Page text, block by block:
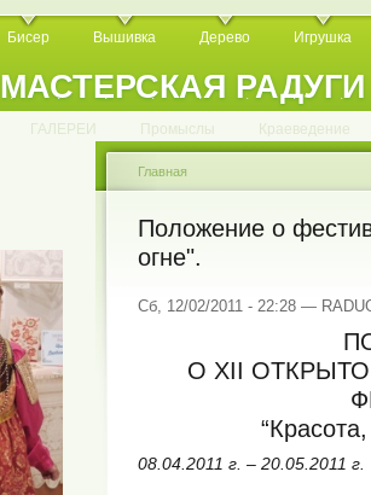
МАСТЕРСКАЯ РАДУГИ
Бисер Вышивка Дерево Игрушка
. . . . . . . .
ГАЛЕРЕИ Промыслы Краеведение
Главная
Положение о
огне".
Сб, 12/02/2011 - 22:28 —
О XII
08.04.2011 г. – 20.05.2011 г.